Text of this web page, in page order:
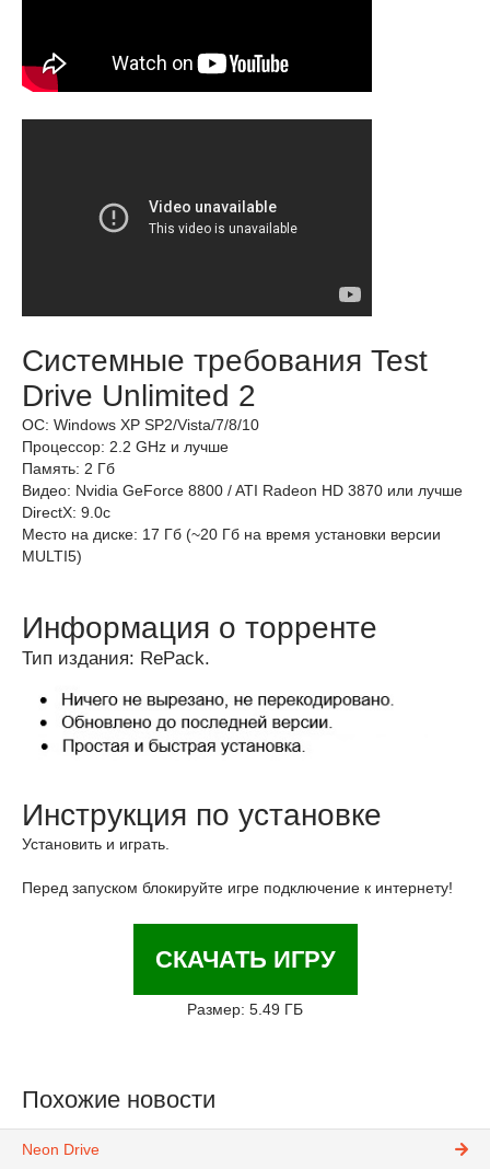
Системные требования Test
Drive Unlimited 2
ОС: Windows XP SP2/Vista/7/8/10
Процессор: 2.2 GHz и лучше
Память: 2 Гб
Видео: Nvidia GeForce 8800 / ATI Radeon HD 3870 или лучше
DirectX: 9.0c
Место на диске: 17 Гб (~20 Гб на время установки версии
MULTI5)
Информация о торренте
Тип издания: RePack.
Инструкция по установке
Установить и играть.
Перед запуском блокируйте игре подключение к интернету!
СКАЧАТЬ ИГРУ
Размер: 5.49 ГБ
Похожие новости
Neon Drive